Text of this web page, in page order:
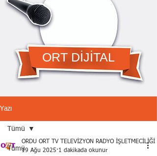
ORT DİJİTAL
Yazı
Tümü
Tümü
ORDU ORT TV TELEVİZYON RADYO İŞLETMECİLİĞİ
19 Ağu 2025 1 dakikada okunur